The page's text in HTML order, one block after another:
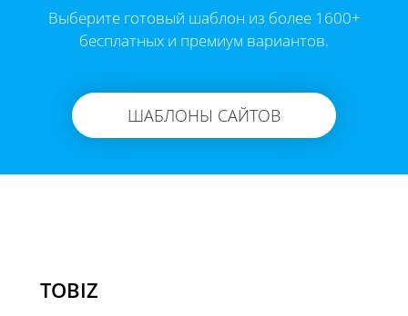
Выберите готовый шаблон из более 1600+
бесплатных и премиум вариантов.
ШАБЛОНЫ САЙТОВ
TOBIZ